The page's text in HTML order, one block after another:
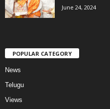
June 24, 2024
POPULAR CATEGORY
News
Telugu
Views